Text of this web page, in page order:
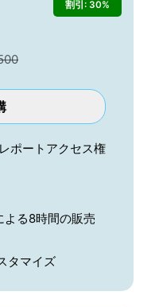
割引: 30%
ポートアクセス権
よる8時間の販売
タマイズ